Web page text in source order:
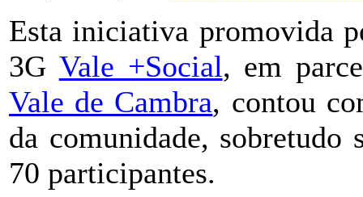
Esta iniciativa promovida
3G Vale +Social, em
Vale de Cambra, contou
da comunidade, sobretudo
70 participantes.